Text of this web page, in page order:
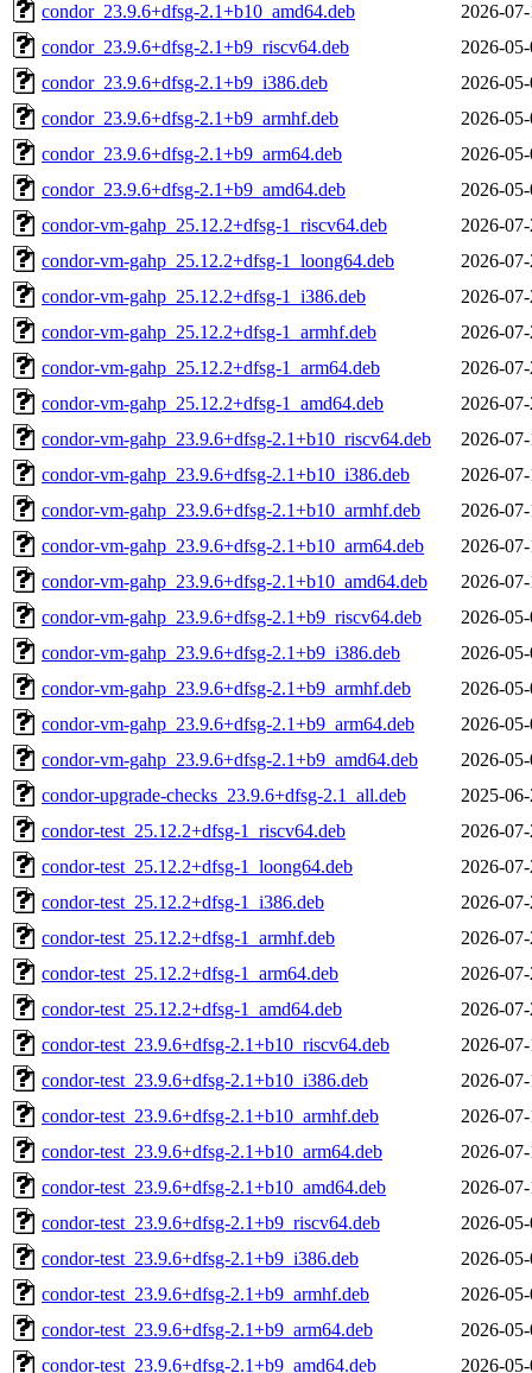
condor_23.9.6+dfsg-2.1+b10_amd64.deb
2026-
condor_23.9.6+dfsg-2.1+b9_riscv64.deb
2026-
condor_23.9.6+dfsg-2.1+b9_i386.deb
2026-
condor_23.9.6+dfsg-2.1+b9_armhf.deb
2026-
condor_23.9.6+dfsg-2.1+b9_arm64.deb
2026-
condor_23.9.6+dfsg-2.1+b9_amd64.deb
2026-
condor-vm-gahp_25.12.2+dfsg-1_riscv64.deb
2026-
condor-vm-gahp_25.12.2+dfsg-1_loong64.deb
2026-
condor-vm-gahp_25.12.2+dfsg-1_i386.deb
2026-
condor-vm-gahp_25.12.2+dfsg-1_armhf.deb
2026-
condor-vm-gahp_25.12.2+dfsg-1_arm64.deb
2026-
condor-vm-gahp_25.12.2+dfsg-1_amd64.deb
2026-
condor-vm-gahp_23.9.6+dfsg-2.1+b10_riscv64.deb
2026-
condor-vm-gahp_23.9.6+dfsg-2.1+b10_i386.deb
2026-
condor-vm-gahp_23.9.6+dfsg-2.1+b10_armhf.deb
2026-
condor-vm-gahp_23.9.6+dfsg-2.1+b10_arm64.deb
2026-
condor-vm-gahp_23.9.6+dfsg-2.1+b10_amd64.deb
2026-
condor-vm-gahp_23.9.6+dfsg-2.1+b9_riscv64.deb
2026-
condor-vm-gahp_23.9.6+dfsg-2.1+b9_i386.deb
2026-
condor-vm-gahp_23.9.6+dfsg-2.1+b9_armhf.deb
2026-
condor-vm-gahp_23.9.6+dfsg-2.1+b9_arm64.deb
2026-
condor-vm-gahp_23.9.6+dfsg-2.1+b9_amd64.deb
2026-
condor-upgrade-checks_23.9.6+dfsg-2.1_all.deb
2025-
condor-test_25.12.2+dfsg-1_riscv64.deb
2026-
condor-test_25.12.2+dfsg-1_loong64.deb
2026-
condor-test_25.12.2+dfsg-1_i386.deb
2026-
condor-test_25.12.2+dfsg-1_armhf.deb
2026-
condor-test_25.12.2+dfsg-1_arm64.deb
2026-
condor-test_25.12.2+dfsg-1_amd64.deb
2026-
condor-test_23.9.6+dfsg-2.1+b10_riscv64.deb
2026-
condor-test_23.9.6+dfsg-2.1+b10_i386.deb
2026-
condor-test_23.9.6+dfsg-2.1+b10_armhf.deb
2026-
condor-test_23.9.6+dfsg-2.1+b10_arm64.deb
2026-
condor-test_23.9.6+dfsg-2.1+b10_amd64.deb
2026-
condor-test_23.9.6+dfsg-2.1+b9_riscv64.deb
2026-
condor-test_23.9.6+dfsg-2.1+b9_i386.deb
2026-
condor-test_23.9.6+dfsg-2.1+b9_armhf.deb
2026-
condor-test_23.9.6+dfsg-2.1+b9_arm64.deb
2026-
condor-test_23.9.6+dfsg-2.1+b9_amd64.deb
2026-